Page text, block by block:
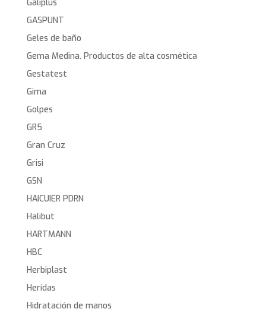
Galiplus
GASPUNT
Geles de baño
Gema Medina. Productos de alta cosmética
Gestatest
Gima
Golpes
GR5
Gran Cruz
Grisi
GSN
HAICUIER PDRN
Halibut
HARTMANN
HBC
Herbiplast
Heridas
Hidratación de manos